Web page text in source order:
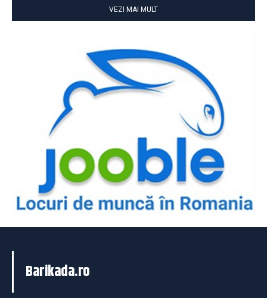
VEZI MAI MULT
Barikada.ro